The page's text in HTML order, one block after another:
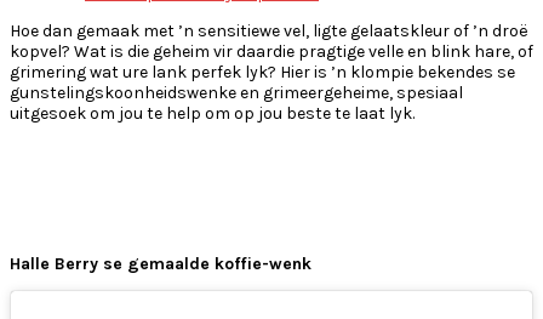
Hoe dan gemaak met ’n sensitiewe vel, ligte gelaatskleur of ’n droë
kopvel? Wat is die geheim vir daardie pragtige velle en blink hare, of
grimering wat ure lank perfek lyk? Hier is ’n klompie bekendes se
gunstelingskoonheidswenke en grimeergeheime, spesiaal
uitgesoek om jou te help om op jou beste te laat lyk.
Halle Berry se gemaalde koffie-wenk